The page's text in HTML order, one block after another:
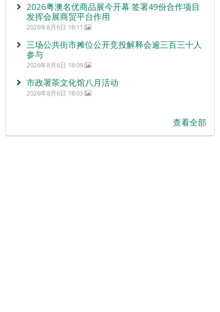
2026粤澳名优商品展今开幕 签署49份合作项目
发挥会展商贸平台作用
2026年8月6日 18:11
三场公共街市摊位公开竞投解释会逾三百三十人
参与
2026年8月6日 18:09
市政署茶文化馆八月活动
2026年8月6日 18:03
查看全部